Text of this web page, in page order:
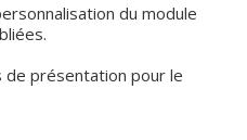
de présentation pour le